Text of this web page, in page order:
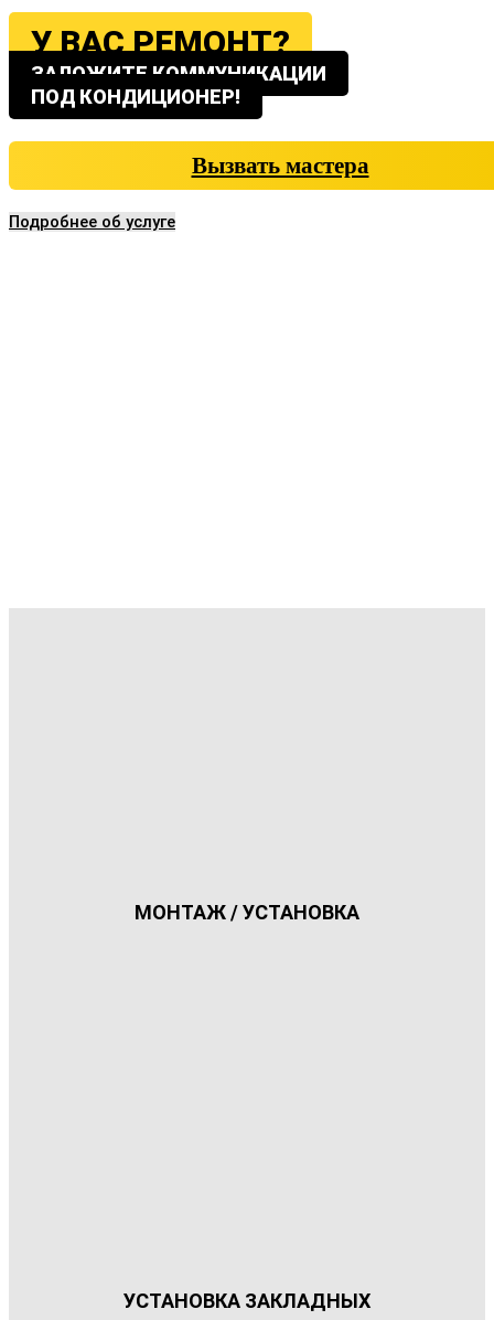
У ВАС РЕМОНТ?
ЗАЛОЖИТЕ КОММУНИКАЦИИ
ПОД КОНДИЦИОНЕР!
Вызвать мастера
Подробнее об услуге
МОНТАЖ / УСТАНОВКА
УСТАНОВКА ЗАКЛАДНЫХ